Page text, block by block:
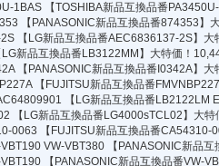
1BAS
【TOSHIBA新品互換品番
【PANASONIC新品互換品番874353】
【LG新品互換品番AEC6836137-2S】大
LG新品互換品番LB3122MM】大特価！
【PANASONIC新品互換品番I0342A】
【FUJITSU新品互換品番
【LG新品互換品番LB2122LM
【LG新品互換品番LG4000sTCL02】大
0063
【FUJITSU新品互換品番
VW-VBT380
【PANASONIC新品
【PANASONIC新品互換品番VW-